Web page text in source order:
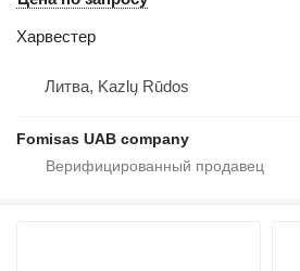
Харвестер
Литва, Kazlų Rūdos
Fomisas UAB company